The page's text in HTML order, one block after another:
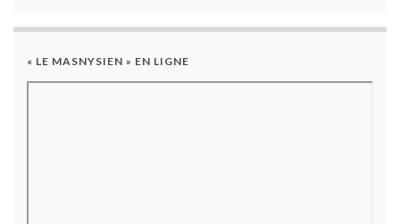
« LE MASNYSIEN » EN LIGNE